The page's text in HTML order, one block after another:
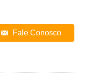
Fale Conosco